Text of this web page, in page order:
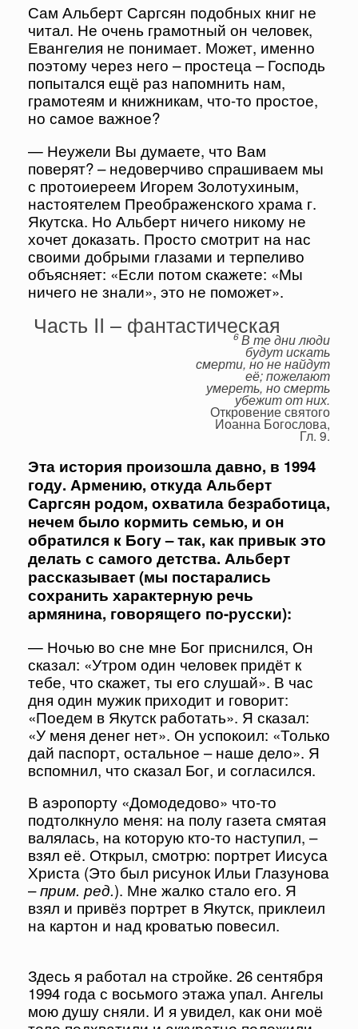
Сам Альберт Саргсян подобных книг не
читал. Не очень грамотный он человек,
Евангелия не понимает. Может, именно
поэтому через него – простеца – Господь
попытался ещё раз напомнить нам,
грамотеям и книжникам, что-то простое,
но самое важное?
— Неужели Вы думаете, что Вам
поверят? – недоверчиво спрашиваем мы
с протоиереем Игорем Золотухиным,
настоятелем Преображенского храма г.
Якутска. Но Альберт ничего никому не
хочет доказать. Просто смотрит на нас
своими добрыми глазами и терпеливо
объясняет: «Если потом скажете: «Мы
ничего не знали», это не поможет».
Часть II – фантастическая
6В те дни люди
будут искать
смерти, но не найдут
её; пожелают
умереть, но смерть
убежит от них.
Откровение святого
Иоанна Богослова,
Гл. 9.
Эта история произошла давно, в 1994
году. Армению, откуда Альберт
Саргсян родом, охватила безработица,
нечем было кормить семью, и он
обратился к Богу – так, как привык это
делать с самого детства. Альберт
рассказывает (мы постарались
сохранить характерную речь
армянина, говорящего по-русски):
— Ночью во сне мне Бог приснился, Он
сказал: «Утром один человек придёт к
тебе, что скажет, ты его слушай». В час
дня один мужик приходит и говорит:
«Поедем в Якутск работать». Я сказал:
«У меня денег нет». Он успокоил: «Только
дай паспорт, остальное – наше дело». Я
вспомнил, что сказал Бог, и согласился.
В аэропорту «Домодедово» что-то
подтолкнуло меня: на полу газета смятая
валялась, на которую кто-то наступил, –
взял её. Открыл, смотрю: портрет Иисуса
Христа (Это был рисунок Ильи Глазунова
–прим. ред.). Мне жалко стало его. Я
взял и привёз портрет в Якутск, приклеил
на картон и над кроватью повесил.
Здесь я работал на стройке. 26 сентября
1994 года с восьмого этажа упал. Ангелы
мою душу сняли. И я увидел, как они моё